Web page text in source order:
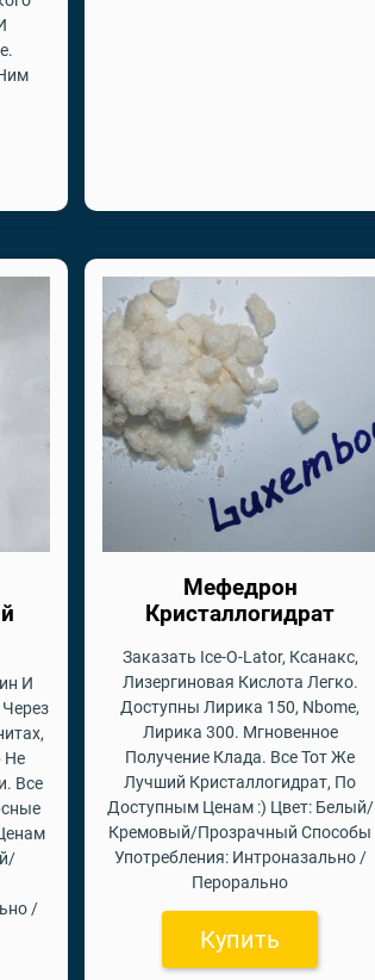
И
Не
Все
/
Мефедрон
Кристаллогидрат
Заказать Ice-O-Lator, Ксанакс,
Лизергиновая Кислота Легко.
Доступны Лирика 150, Nbome,
Лирика 300. Мгновенное
Получение Клада. Все Тот Же
Лучший Кристаллогидрат, По
Доступным Ценам :) Цвет: Белый/
Кремовый/Прозрачный Способы
Употребления: Интроназально /
Перорально
Купить